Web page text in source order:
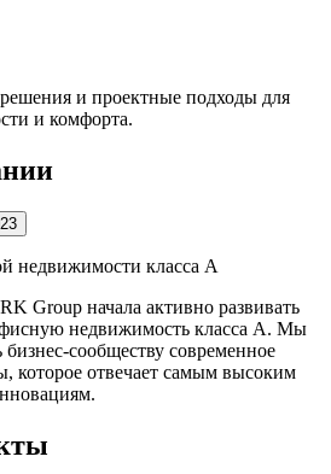
и проектные подходы для
и комфорта.
недвижимости класса А
Group начала активно развивать
недвижимость класса А. Мы
бизнес-сообществу современное
которое отвечает самым высоким